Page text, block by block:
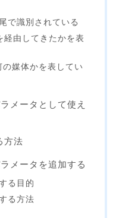
で識別されている
経由してきたかを表
媒体かを表してい
メータとして使え
方法
メータを追加する
る目的
る方法